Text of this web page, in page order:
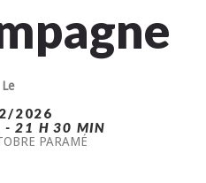
Le
2026
- 21 H 30 MIN
PARAMÉ